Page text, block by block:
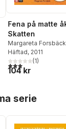
antal röster:
Fena på matte
Skatten
Margareta Forsbäck
Ingrid Olsson
Häftad, 2011
3,0utav 5 stjärnor.
(1)
104 kr
serie